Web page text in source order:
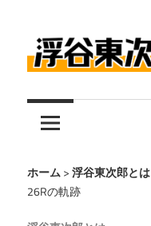
ン
テ
ツ
キ
ッ
プ
浮
谷
東
次
伝
説
ー
サ
ー
ホーム>浮谷東次郎とは
26Rの軌跡